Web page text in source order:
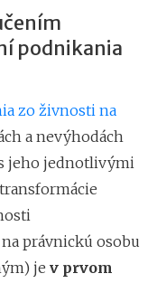
podnikania
zo živnosti na
a nevýhodách
jeho jednotlivými
právnickú osobu
je v prvom